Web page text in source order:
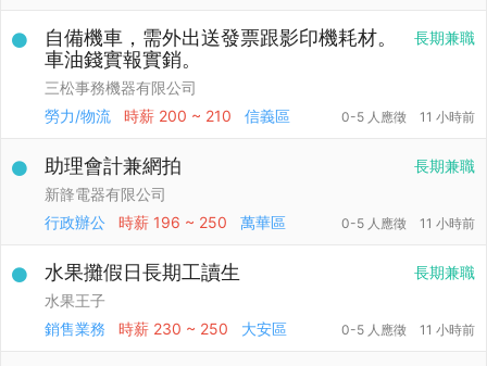
長期兼職
自備機車，需外出送發票跟影印機耗材。
車油錢實報實銷。
三松事務機器有限公司
勞力/物流
時薪 200 ~ 210 信義區 0-5 人應徵 11 小時前
長期兼職
助理會計兼網拍
新韸電器有限公司
行政辦公
時薪 196 ~ 250 萬華區 0-5 人應徵 11 小時前
長期兼職
水果攤假日長期工讀生
水果王子
銷售業務
時薪 230 ~ 250 大安區 0-5 人應徵 11 小時前